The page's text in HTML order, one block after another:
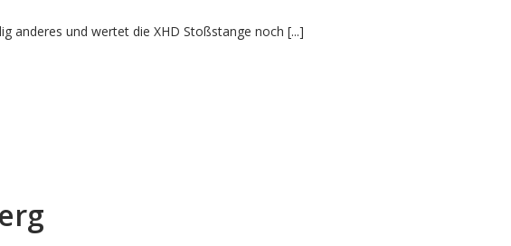
anderes und wertet die XHD Stoßstange noch [...]